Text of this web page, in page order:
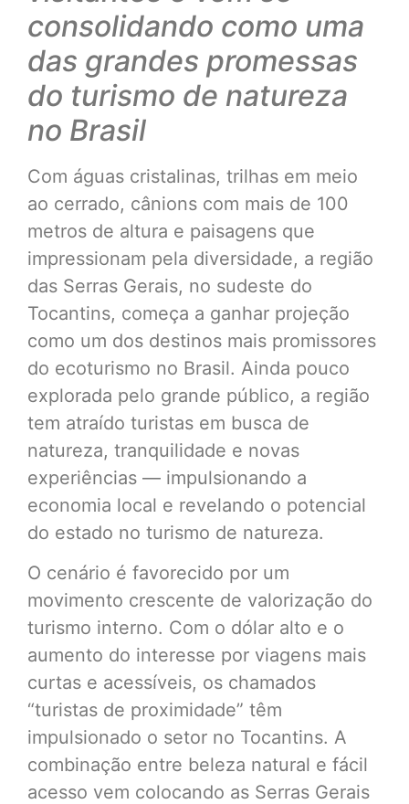
consolidando como uma
das grandes promessas
do turismo de natureza
no Brasil
Com águas cristalinas, trilhas em meio
ao cerrado, cânions com mais de 100
metros de altura e paisagens que
impressionam pela diversidade, a região
das Serras Gerais, no sudeste do
Tocantins, começa a ganhar projeção
como um dos destinos mais promissores
do ecoturismo no Brasil. Ainda pouco
explorada pelo grande público, a região
tem atraído turistas em busca de
natureza, tranquilidade e novas
experiências — impulsionando a
economia local e revelando o potencial
do estado no turismo de natureza.
O cenário é favorecido por um
movimento crescente de valorização do
turismo interno. Com o dólar alto e o
aumento do interesse por viagens mais
curtas e acessíveis, os chamados
“turistas de proximidade” têm
impulsionado o setor no Tocantins. A
combinação entre beleza natural e fácil
acesso vem colocando as Serras Gerais